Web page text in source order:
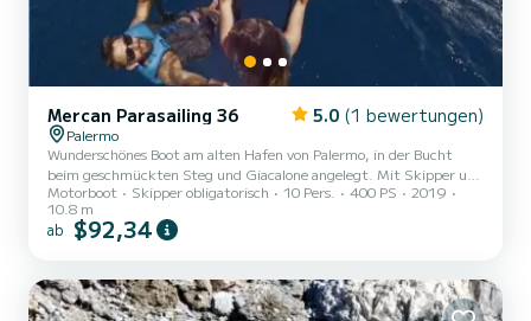
Mercan Parasailing 36 5.0 (1 bewertungen)
Palermo
Wunderschönes Boot am alten Hafen von Palermo, in der Bucht
beim geschmückten Steg und Giacalone angelegt. Mit Skipper und
Rettungspersonal für Parasailing, ausgestattet mit einem
Innenbordmotor Yanmar LY400 PS und einer Reisegeschwindigkeit
von 25 Knoten. Das Boot ist für Wassersportarten wie Parasailing
Mondello, den Capo Gallo und die Isola delle Femmine zu
besuchen,...
Motorboot Skipper obligatorisch 10 Pers. 400 PS
2019
10.8 m
ab $92,34